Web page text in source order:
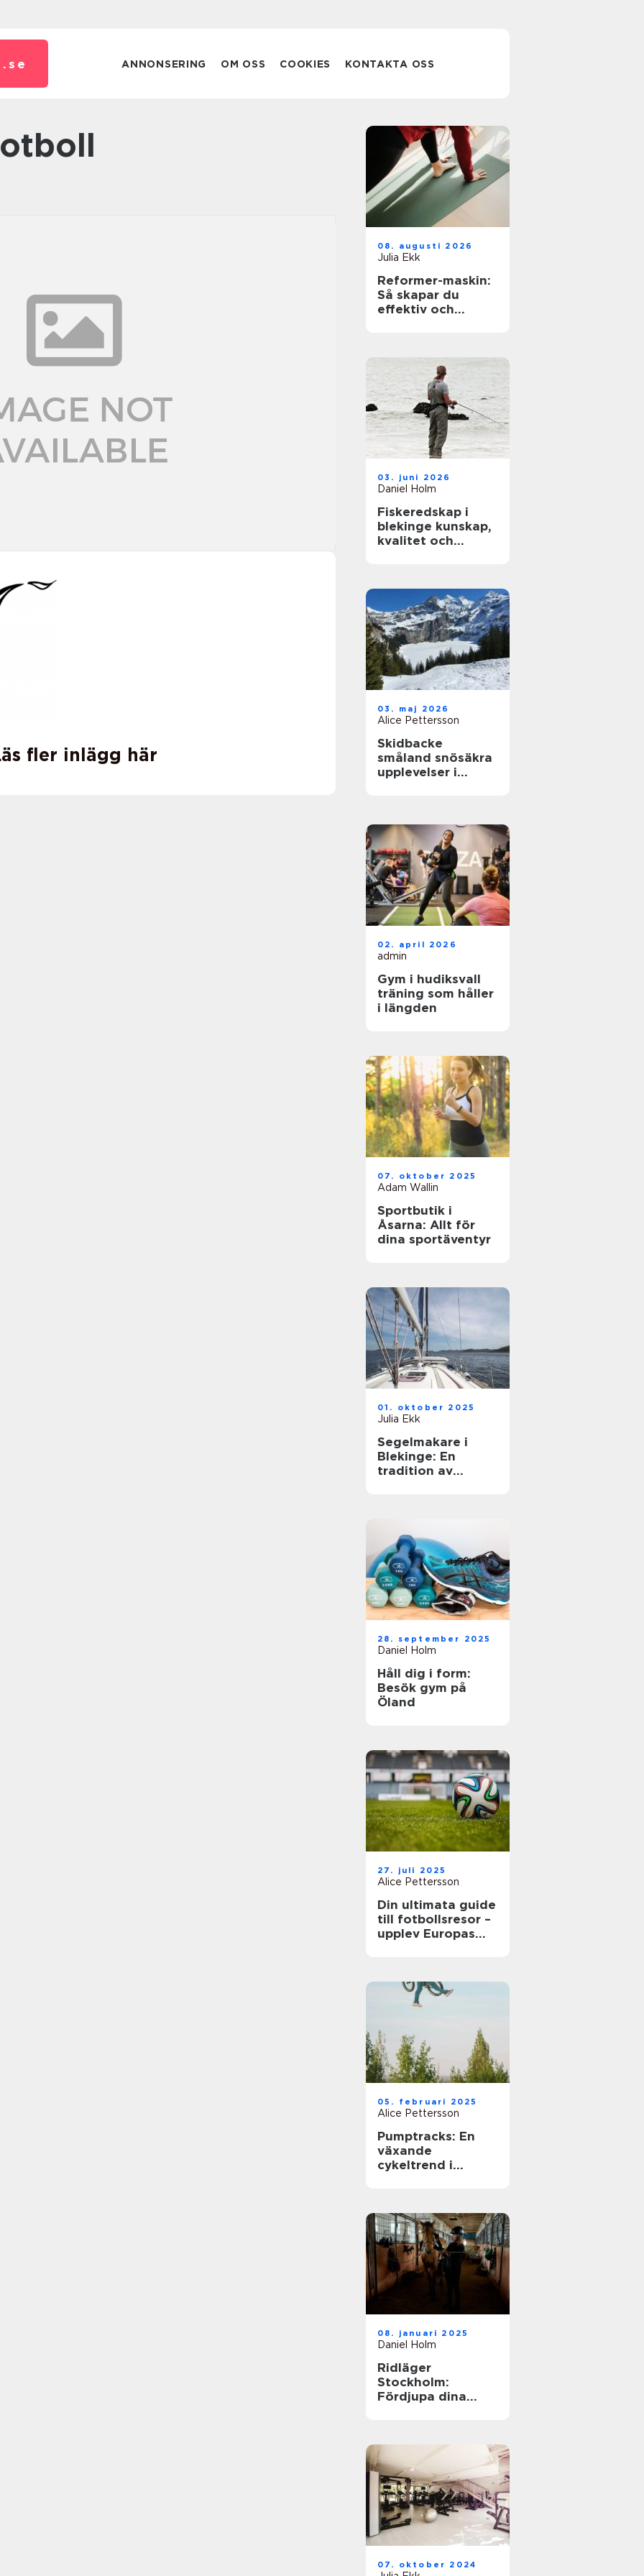
se ANNONSERING OM OSS COOKIES KONTAKTA OSS
fler inlägg här
08. augusti 2026
Julia Ekk
Reformer-maskin:
Så skapar du
effektiv och
03. juni 2026
Daniel Holm
Fiskeredskap i
blekinge kunskap,
kvalitet och
03. maj 2026
Alice Pettersson
Skidbacke
småland snösäkra
upplevelser i
02. april 2026
admin
Gym i hudiksvall
träning som håller
i längden
07. oktober 2025
Adam Wallin
Sportbutik i
Åsarna: Allt för
dina sportäventyr
01. oktober 2025
Julia Ekk
Segelmakare i
Blekinge: En
tradition av
28. september 2025
Daniel Holm
Håll dig i form:
Besök gym på
Öland
27. juli 2025
Alice Pettersson
Din ultimata guide
till fotbollsresor –
upplev Europas
05. februari 2025
Alice Pettersson
Pumptracks: En
växande
cykeltrend i
08. januari 2025
Daniel Holm
Ridläger
Stockholm:
Fördjupa dina
07. oktober 2024